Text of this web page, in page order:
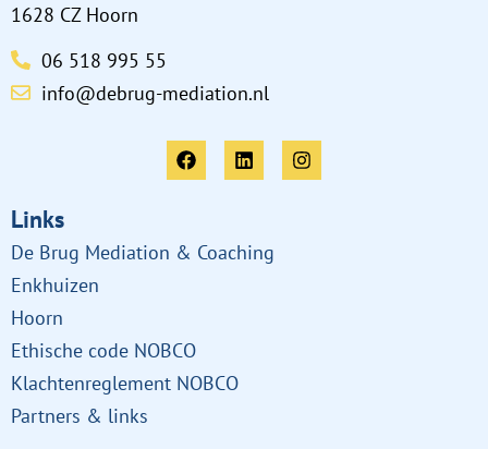
1628 CZ Hoorn
06 518 995 55
info@debrug-mediation.nl
Links
De Brug Mediation & Coaching
Enkhuizen
Hoorn
Ethische code NOBCO
Klachtenreglement NOBCO
Partners & links